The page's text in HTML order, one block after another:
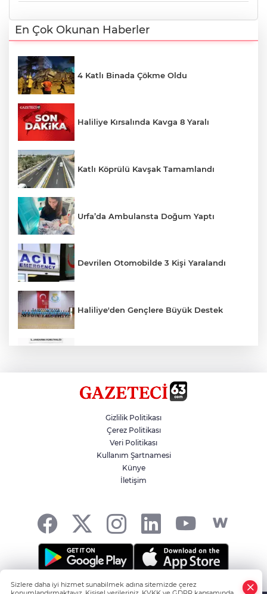
En Çok Okunan Haberler
4 Katlı Binada Çökme Oldu
Haliliye Kırsalında Kavga 8 Yaralı
Katlı Köprülü Kavşak Tamamlandı
Urfa’da Ambulansta Doğum Yaptı
Devrilen Otomobilde 3 Kişi Yaralandı
Haliliye'den Gençlere Büyük Destek
Hikmet Başak’tan Ulaşım Çalışması
Atatürk Bulvarında Asfalt Yenileniyor
Gizlilik Politikası
Çerez Politikası
Veri Politikası
Kullanım Şartnamesi
Künye
İletişim
Şanlıurfa'nın Haber Noktası... -HABER YAZILIMIve
Sizlere daha iyi hizmet sunabilmek adına sitemizde çerez